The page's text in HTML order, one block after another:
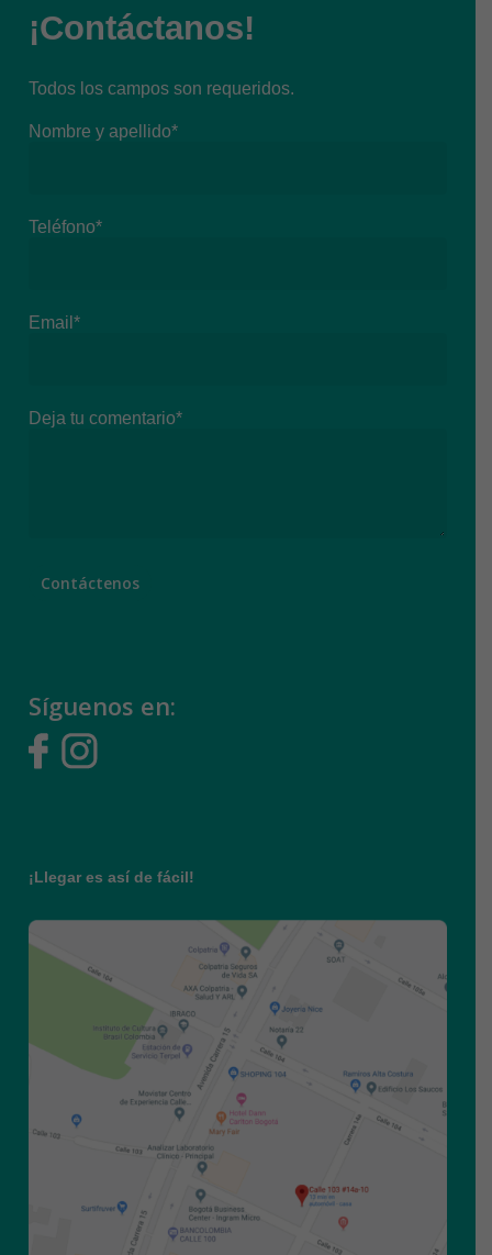
¡Contáctanos!
Todos los campos son requeridos.
Nombre y apellido*
Teléfono*
Email*
Deja tu comentario*
Síguenos en:
¡Llegar es así de fácil!